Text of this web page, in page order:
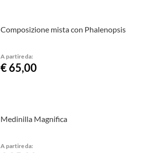
Composizione mista con Phalenopsis
A partire da:
€ 65,00
Medinilla Magnifica
A partire da: